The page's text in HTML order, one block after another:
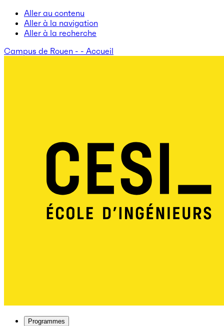
Aller au contenu
Aller à la navigation
Aller à la recherche
Campus de Rouen - - Accueil
Programmes